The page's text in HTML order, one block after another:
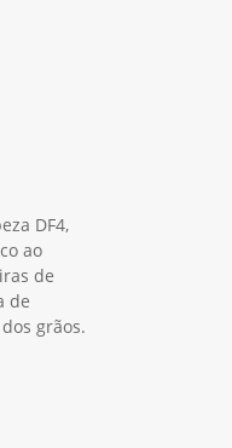
DF4,
ao
de
de
grãos.